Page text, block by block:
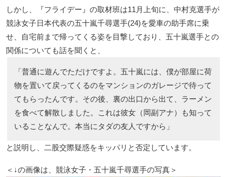
しかし、『フライデー』の取材班は11月上旬に、中村克選手が
競泳女子日本代表の五十嵐千尋選手(24)を愛車の助手席に乗
せ、自宅前まで帰ってくる姿を目撃しており、五十嵐選手との
関係についても話を聞くと、
「普通に遊んでただけですよ。五十嵐には、僕が部屋に荷
物を置いて戻ってくるのをマンションのガレージで待って
てもらったんです。その後、裏の出口から出て、ラーメン
を食べて解散しました。これは彼女（岡副アナ）も知って
いることなんで。本当にタダの友人ですから」
と説明し、二股交際疑惑をキッパリと否定しています。
＜↓の画像は、競泳女子・五十嵐千尋選手の写真＞